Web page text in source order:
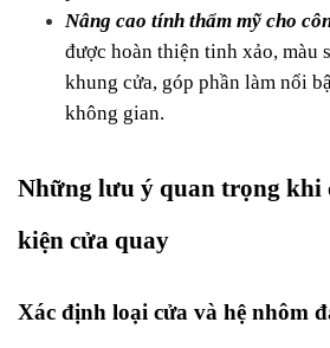
Nâng cao tính thẩm mỹ cho
được hoàn thiện tinh xảo, màu
khung cửa, góp phần làm nổi
không gian.
Những lưu ý quan trọng khi
kiện cửa quay
Xác định loại cửa và hệ nhôm